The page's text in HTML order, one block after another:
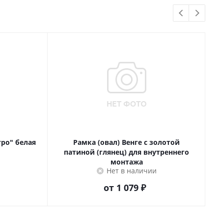
белая
Рамка (овал) Венге с золотой
патиной (глянец) для внутреннего
монтажа
Нет в наличии
от 1 079 ₽